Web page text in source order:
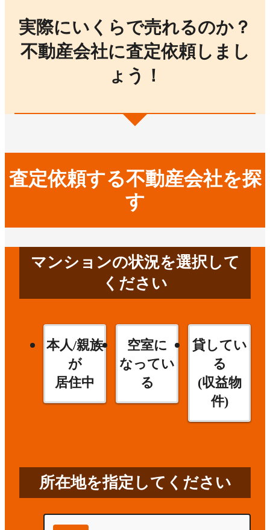
実際にいくらで売れるのか？
不動産会社に査定依頼しまし
ょう！
査定依頼する不動産会社を探
す
マンションの状況を選択して
ください
本人/親族
が
居住中
空室に
なってい
る
貸してい
る
(収益物
件)
所在地を指定してください